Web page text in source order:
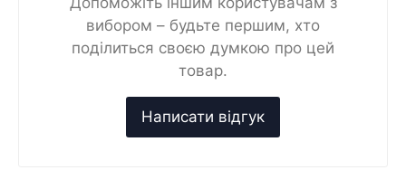
вибором – будьте першим, хто
поділиться своєю думкою про цей
товар.